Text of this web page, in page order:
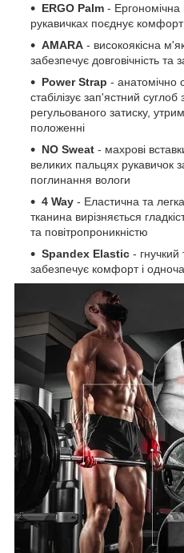
ERGO Palm - Ергономічна
рукавичках поєднує комфорт
AMARA - високоякісна
забезпечує довговічність та
Power Strap - анатомічно
стабілізує зап'ястний
регульованого затиску,
положенні
NO Sweat - махрові
великих пальцях рукавичок
поглинання вологи
4 Way - Еластична та
тканина вирізняється
та повітропроникністю
Spandex Elastic - гнучкий
забезпечує комфорт і